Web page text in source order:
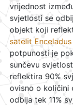
vrijednost
svjetlosti se
objekt koji
satelit Enceladus
potpunosti je
sunčevu
reflektira 90%
ovisno o količini
odbija tek 11%